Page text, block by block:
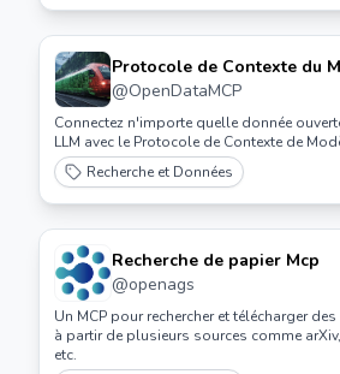
Protocole de Contexte du
Données Ouvert
@OpenDataMCP
Connectez n'importe quelle donnée
LLM avec le Protocole de Contexte de
Recherche et Données
Recherche de papier Mcp
@openags
Un MCP pour rechercher et télécharger
à partir de plusieurs sources comme
etc.